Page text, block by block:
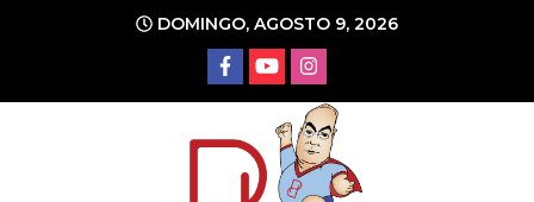
conteúdo
DOMINGO, AGOSTO 9, 2026